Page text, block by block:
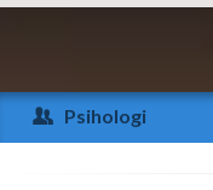
Arad
Arges
Psihologi